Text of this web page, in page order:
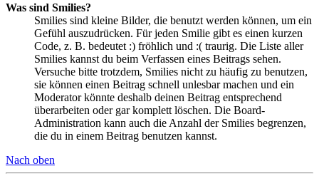
Was sind Smilies?
Smilies sind kleine Bilder, die benutzt werden können, um ein
Gefühl auszudrücken. Für jeden Smilie gibt es einen kurzen
Code, z. B. bedeutet :) fröhlich und :( traurig. Die Liste aller
Smilies kannst du beim Verfassen eines Beitrags sehen.
Versuche bitte trotzdem, Smilies nicht zu häufig zu benutzen,
sie können einen Beitrag schnell unlesbar machen und ein
Moderator könnte deshalb deinen Beitrag entsprechend
überarbeiten oder gar komplett löschen. Die Board-
Administration kann auch die Anzahl der Smilies begrenzen,
die du in einem Beitrag benutzen kannst.
Nach oben